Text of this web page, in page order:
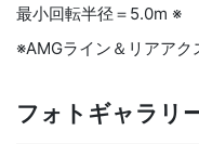
最小回転半径＝5.0m ※
※AMGライン＆リアア
フォトギャラリ